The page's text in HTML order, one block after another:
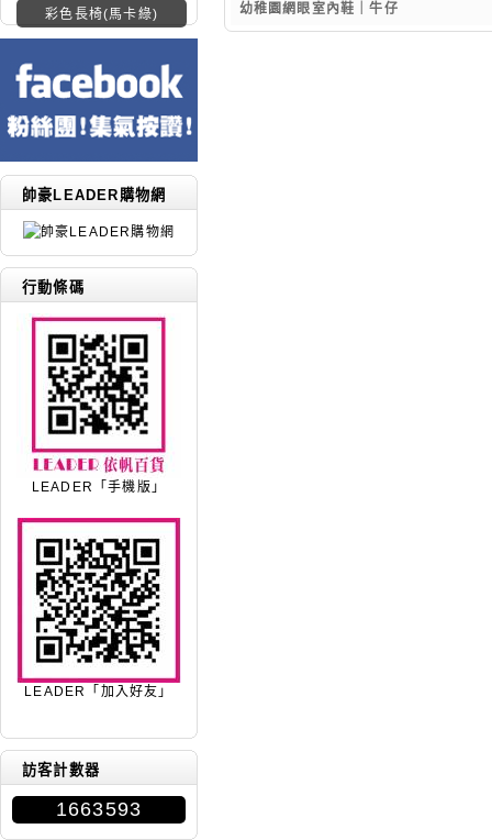
彩色長椅(馬卡綠)
帥豪LEADER購物網
行動條碼
LEADER「手機版」
LEADER「加入好友」
訪客計數器
1663593
幼稚園網眼室內鞋｜牛仔